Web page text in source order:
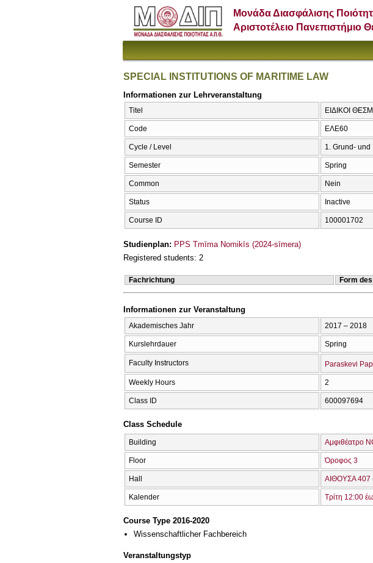
Μονάδα Διασφάλισης
Αριστοτέλειο Πανεπιστήμιο
SPECIAL INSTITUTIONS OF MARITIME LAW
Informationen zur Lehrveranstaltung
Titel ΕΙΔΙΚΟΙ
Code ΕΛΕ60
Cycle / Level 1. Grund-
Semester Spring
Common Nein
Status Inactive
Course ID 100001702
Studienplan: PPS Tmīma Nomikīs (2024-sīmera)
Registered students: 2
Fachrichtung Form
Informationen zur Veranstaltung
Akademisches Jahr 2017 – 2018
Kurslehrdauer Spring
Faculty Instructors Paraskevi
Weekly Hours 2
Class ID 600097694
Class Schedule
Building Αμφιθέατρο
Floor Όροφος 3
Hall ΑΙΘΟΥΣΑ 407
Kalender Τρίτη 12:00
Course Type 2016-2020
Wissenschaftlicher Fachbereich
Veranstaltungstyp